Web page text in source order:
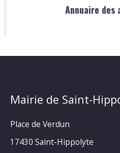
Annuaire des
Mairie de Saint-
Place de Verdun
17430 Saint-Hippolyte